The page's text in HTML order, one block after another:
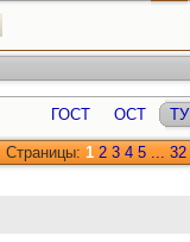
ГОСТ ОСТ ТУ
Страницы: 1 2 3 4 5 ... 32